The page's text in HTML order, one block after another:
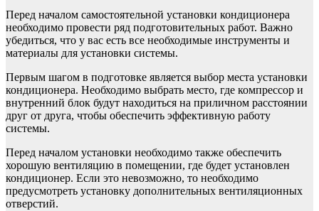
Перед началом самостоятельной установки кондиционера
необходимо провести ряд подготовительных работ. Важно
убедиться, что у вас есть все необходимые инструменты и
материалы для установки системы.
Первым шагом в подготовке является выбор места установки
кондиционера. Необходимо выбрать место, где компрессор и
внутренний блок будут находиться на приличном расстоянии
друг от друга, чтобы обеспечить эффективную работу
системы.
Перед началом установки необходимо также обеспечить
хорошую вентиляцию в помещении, где будет установлен
кондиционер. Если это невозможно, то необходимо
предусмотреть установку дополнительных вентиляционных
отверстий.